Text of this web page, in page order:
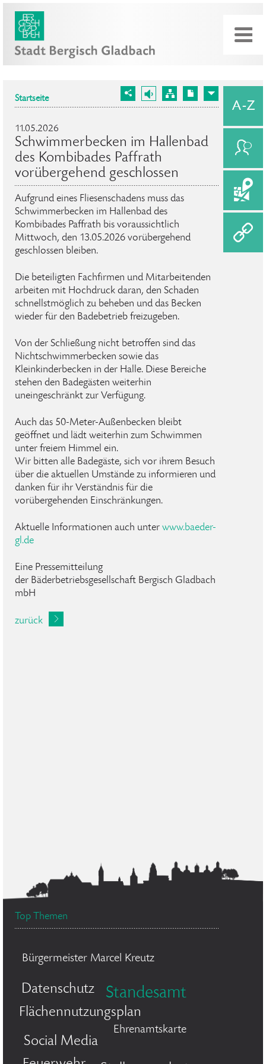
Startseite
11.05.2026
Schwimmerbecken im Hallenbad
des Kombibades Paffrath
vorübergehend geschlossen
Aufgrund eines Fliesenschadens muss das
Schwimmerbecken im Hallenbad des
Kombibades Paffrath bis voraussichtlich
Mittwoch, den 13.05.2026 vorübergehend
geschlossen bleiben.
Die beteiligten Fachfirmen und Mitarbeitenden
arbeiten mit Hochdruck daran, den Schaden
schnellstmöglich zu beheben und das Becken
wieder für den Badebetrieb freizugeben.
Von der Schließung nicht betroffen sind das
Nichtschwimmerbecken sowie das
Kleinkinderbecken in der Halle. Diese Bereiche
stehen den Badegästen weiterhin
uneingeschränkt zur Verfügung.
Auch das 50-Meter-Außenbecken bleibt
geöffnet und lädt weiterhin zum Schwimmen
unter freiem Himmel ein.
Wir bitten alle Badegäste, sich vor ihrem Besuch
über die aktuellen Umstände zu informieren und
danken für ihr Verständnis für die
vorübergehenden Einschränkungen.
Aktuelle Informationen auch unter www.baeder-
gl.de
Eine Pressemitteilung
der Bäderbetriebsgesellschaft Bergisch Gladbach
mbH
zurück
Top Themen
Bürgermeister Marcel Kreutz
Datenschutz Standesamt
Flächennutzungsplan
Social Media
Ehrenamtskarte